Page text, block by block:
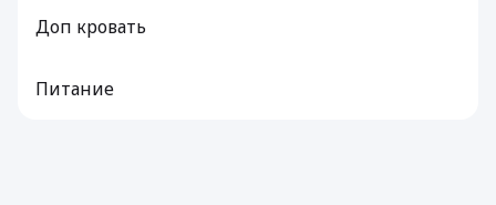
Доп кровать
Питание